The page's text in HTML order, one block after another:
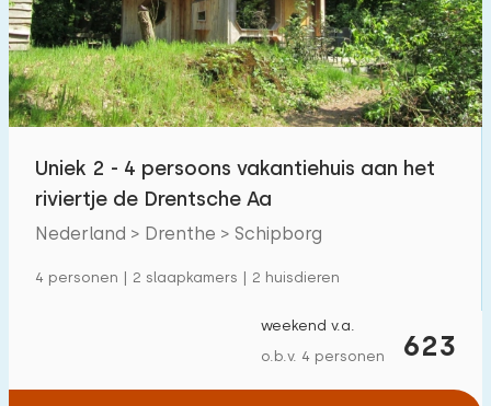
Zwembad 6
Omheinde tuin 3
Huisdiervrij 14
Oplaadpunt auto
€ 0 — € 1000+
Uniek 2 - 4 persoons vakantiehuis aan het
riviertje de Drentsche Aa
Nederland > Drenthe > Schipborg
4 personen | 2 slaapkamers | 2 huisdieren
623
weekend v.a.
o.b.v. 4 personen